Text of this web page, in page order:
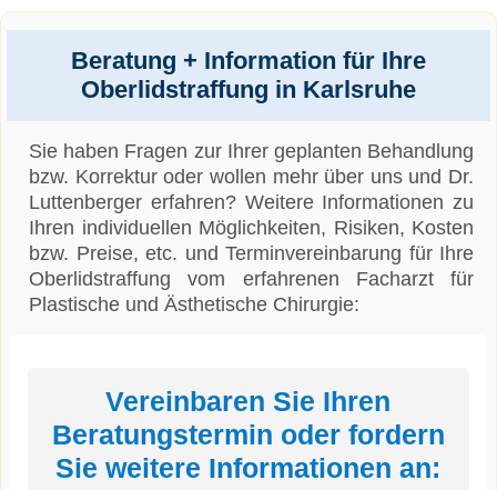
Beratung + Information für Ihre
Oberlidstraffung in Karlsruhe
Sie haben Fragen zur Ihrer geplanten Behandlung
bzw. Korrektur oder wollen mehr über uns und Dr.
Luttenberger erfahren? Weitere Informationen zu
Ihren individuellen Möglichkeiten, Risiken, Kosten
bzw. Preise, etc. und Terminvereinbarung für Ihre
Oberlidstraffung vom erfahrenen Facharzt für
Plastische und Ästhetische Chirurgie:
Vereinbaren Sie Ihren
Beratungstermin oder fordern
Sie weitere Informationen an: